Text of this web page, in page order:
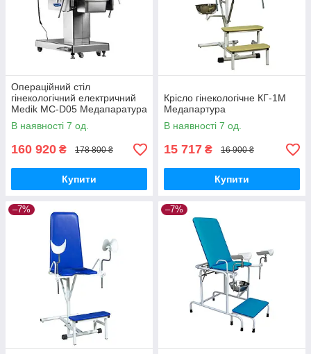
Операційний стіл
гінекологічний електричний
Medik MC-D05 Медапаратура
В наявності 7 од.
160 920 ₴ 178 800 ₴
Купити
Крісло гінекологічне КГ-1М
Медапартура
В наявності 7 од.
15 717 ₴ 16 900 ₴
Купити
–7% –7%